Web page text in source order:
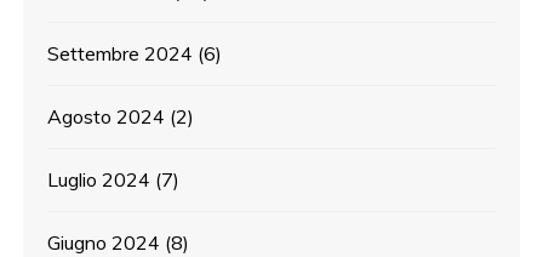
Settembre 2024 (6)
Agosto 2024 (2)
Luglio 2024 (7)
Giugno 2024 (8)